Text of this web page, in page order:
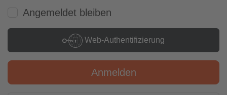
Angemeldet bleiben
Web-Authentifizierung
Anmelden